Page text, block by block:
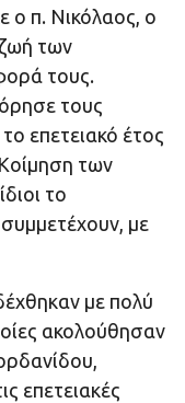
ο π. Νικόλαος, ο
των
τους.
τους
επετειακό έτος
των
το
με
με πολύ
ακολούθησαν
επετειακές